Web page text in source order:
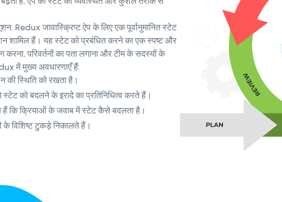
Redux जावास्क्रिप्ट ऐप के लिए एक पूर्वानुमानित स्टेट
शामिल हैं। यह स्टेट को प्रबंधित करने का एक स्पष्ट और
करना, परिवर्तनों का पता लगाना और टीम के सदस्यों के
में मुख्य अवधारणाएँ हैं:
की स्थिति को रखता है।
को बदलने के इरादे का प्रतिनिधित्व करते हैं।
हैं कि क्रियाओं के जवाब में स्टेट कैसे बदलता है।
विशिष्ट टुकड़े निकालते हैं।